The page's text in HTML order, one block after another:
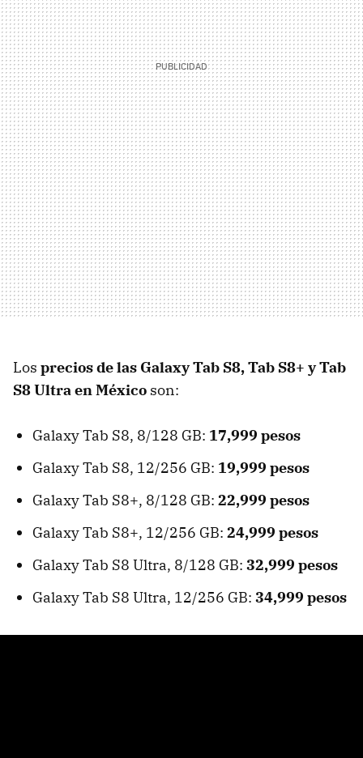
Los precios de las Galaxy Tab S8, Tab S8+ y Tab
S8 Ultra en México son:
Galaxy Tab S8, 8/128 GB: 17,999 pesos
Galaxy Tab S8, 12/256 GB: 19,999 pesos
Galaxy Tab S8+, 8/128 GB: 22,999 pesos
Galaxy Tab S8+, 12/256 GB: 24,999 pesos
Galaxy Tab S8 Ultra, 8/128 GB: 32,999 pesos
Galaxy Tab S8 Ultra, 12/256 GB: 34,999 pesos